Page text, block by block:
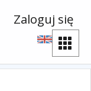
Zaloguj się